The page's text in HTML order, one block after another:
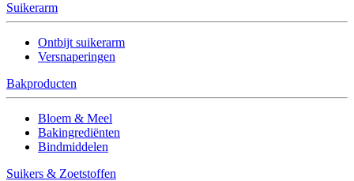
Suikerarm
Ontbijt suikerarm
Versnaperingen
Bakproducten
Bloem & Meel
Bakingrediënten
Bindmiddelen
Suikers & Zoetstoffen